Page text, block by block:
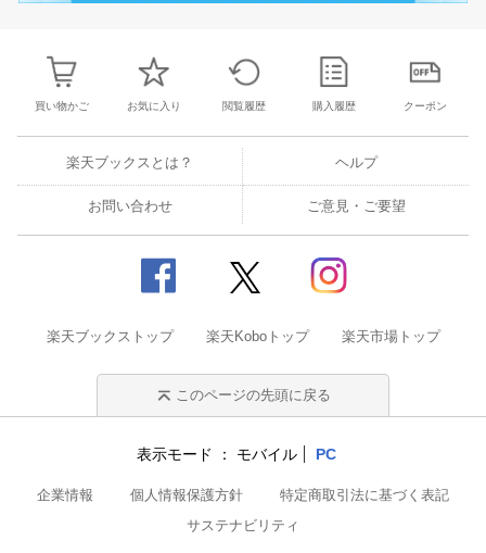
買い物かご お気に入り 閲覧履歴 購入履歴 クーポン
楽天ブックスとは？ ヘルプ
お問い合わせ ご意見・ご要望
楽天ブックストップ 楽天Koboトップ 楽天市場トップ
このページの先頭に戻る
表示モード モバイル PC
企業情報 個人情報保護方針
特定商取引法に基づく表記
サステナビリティ